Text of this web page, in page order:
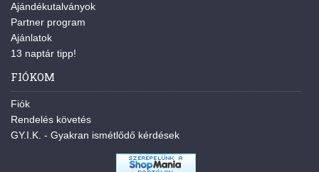
Ajándékutalványok
Partner program
Ajánlatok
13 naptár tipp!
FIÓKOM
Fiók
Rendelés követés
GY.I.K. - Gyakran ismétlődő kérdések